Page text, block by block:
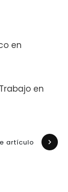
en
en
artículo